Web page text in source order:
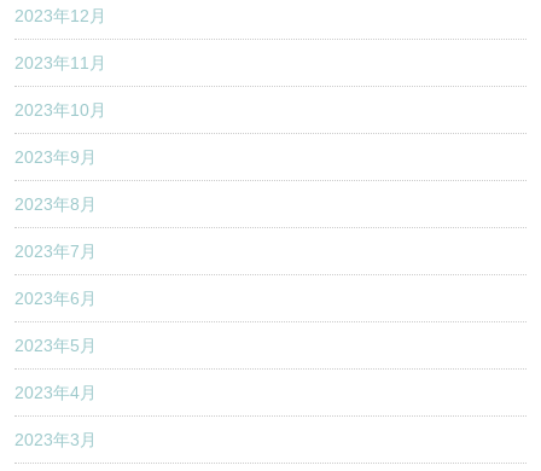
2023年12月
2023年11月
2023年10月
2023年9月
2023年8月
2023年7月
2023年6月
2023年5月
2023年4月
2023年3月